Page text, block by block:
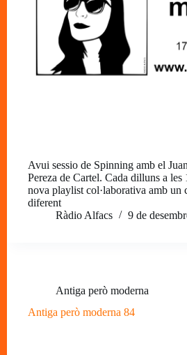
Avui sessio de Spinning amb el
Pereza de Cartel. Cada dilluns a les
nova playlist col·laborativa amb un
diferent
Ràdio Alfacs
9 de
Antiga però moderna
Antiga però moderna 84